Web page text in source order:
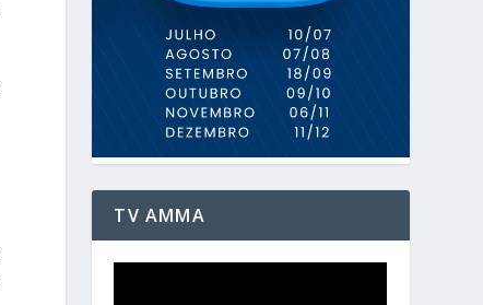
TV AMMA